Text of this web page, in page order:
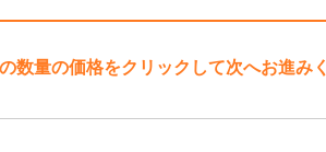
数量の価格をクリックして次へお進みく